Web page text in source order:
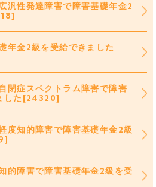
汎性発達障害で障害基礎年金2
年金2級を受給できました
閉症スペクトラム障害で障害
した[24320]
度知的障害で障害基礎年金2級
的障害で障害基礎年金2級を受